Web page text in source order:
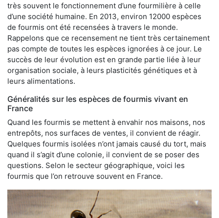
très souvent le fonctionnement d’une fourmilière à celle
d’une société humaine. En 2013, environ 12000 espèces
de fourmis ont été recensées à travers le monde.
Rappelons que ce recensement ne tient très certainement
pas compte de toutes les espèces ignorées à ce jour. Le
succès de leur évolution est en grande partie liée à leur
organisation sociale, à leurs plasticités génétiques et à
leurs alimentations.
Généralités sur les espèces de fourmis vivant en
France
Quand les fourmis se mettent à envahir nos maisons, nos
entrepôts, nos surfaces de ventes, il convient de réagir.
Quelques fourmis isolées n’ont jamais causé du tort, mais
quand il s’agit d’une colonie, il convient de se poser des
questions. Selon le secteur géographique, voici les
fourmis que l’on retrouve souvent en France.